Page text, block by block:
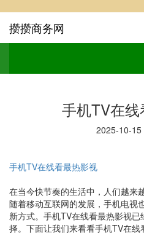
攒攒商务网
手机TV在
2025-10-15
手机TV在线看最热影视
在当今快节奏的生活中，人们越来
随着移动互联网的发展，手机电视
新方式。手机TV在线看最热影视
择。下面让我们来看看手机TV在线